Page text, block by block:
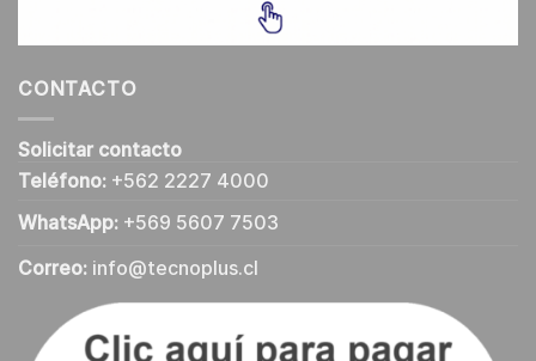
CONTACTO
Solicitar contacto
Teléfono: +562 2227 4000
WhatsApp: +569 5607 7503
Correo: info@tecnoplus.cl